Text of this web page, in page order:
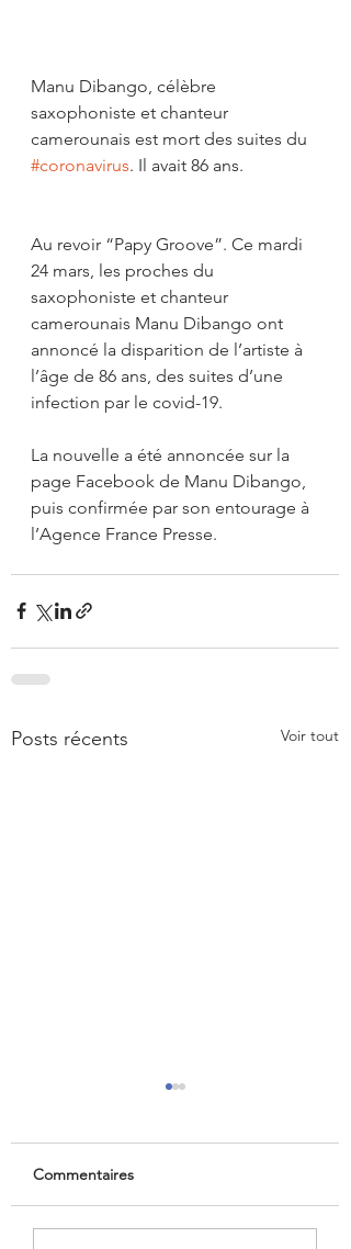
Manu Dibango, célèbre
saxophoniste et chanteur
camerounais est mort des suites du
#coronavirus. Il avait 86 ans.
Au revoir “Papy Groove”. Ce mardi
24 mars, les proches du
saxophoniste et chanteur
camerounais Manu Dibango ont
annoncé la disparition de l’artiste à
l’âge de 86 ans, des suites d’une
infection par le covid-19.
La nouvelle a été annoncée sur la
page Facebook de Manu Dibango,
puis confirmée par son entourage à
l’Agence France Presse.
Posts récents Voir tout
Commentaires